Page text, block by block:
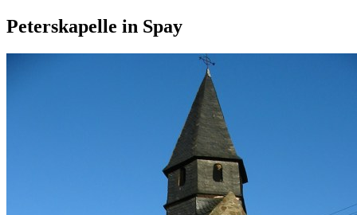
Peterskapelle in Spay